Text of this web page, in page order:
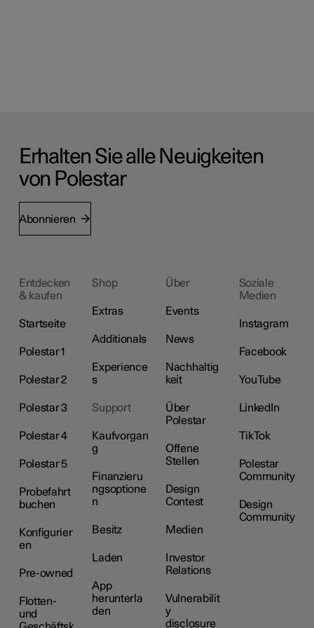
Erhalten Sie alle Neuigkeiten
von Polestar
Abonnieren
Entdecken
& kaufen
Startseite
Polestar 1
Polestar 2
Polestar 3
Polestar 4
Polestar 5
Probefahrt
buchen
Konfigurier
en
Pre-owned
Flotten-
und
Shop
Extras
Additionals
Experience
s
Support
Kaufvorgan
g
Finanzieru
ngsoptione
n
Besitz
Laden
App
herunterla
den
Über
Events
News
Nachhaltig
keit
Über
Polestar
Offene
Stellen
Design
Contest
Medien
Investor
Relations
Vulnerabilit
y
disclosure
Soziale
Medien
Instagram
Facebook
YouTube
LinkedIn
TikTok
Polestar
Community
Design
Community